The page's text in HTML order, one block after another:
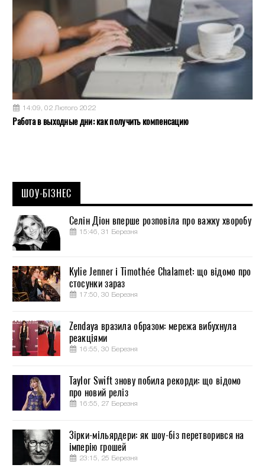
14:09, 02 Лютого 2022
Работа в выходные дни: как получить компенсацию
ШОУ-БІЗНЕС
Селін Діон вперше розповіла про важку хворобу
15:46, 31 Березня
Kylie Jenner і Timothée Chalamet: що відомо про
стосунки зараз
17:50, 30 Березня
Zendaya вразила образом: мережа вибухнула
реакціями
16:55, 30 Березня
Taylor Swift знову побила рекорди: що відомо
про новий реліз
16:55, 27 Березня
Зірки-мільярдери: як шоу-біз перетворився на
імперію грошей
23:15, 25 Березня